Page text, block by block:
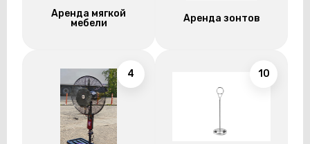
Аренда мягкой
мебели
Аренда зонтов
4 10